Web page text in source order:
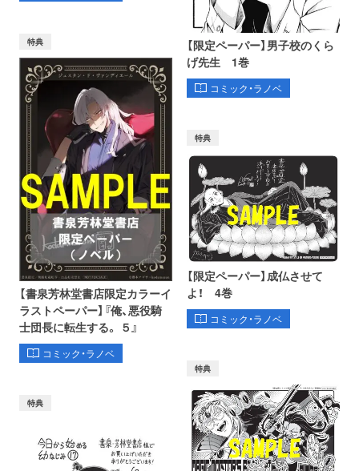
【限定ペーパー】男子校のくら
げ先生 1巻
コミック・ラノベ
特典
【書泉芳林堂書店限定カラーイ
ラストペーパー】『俺、悪役騎
士団長に転生する。 ５』
コミック・ラノベ
特典
【限定ペーパー】成仏させて
よ！ 4巻
コミック・ラノベ
特典
特典